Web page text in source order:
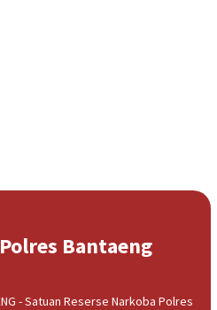
Bantaeng
- Satuan Reserse Narkoba Polres